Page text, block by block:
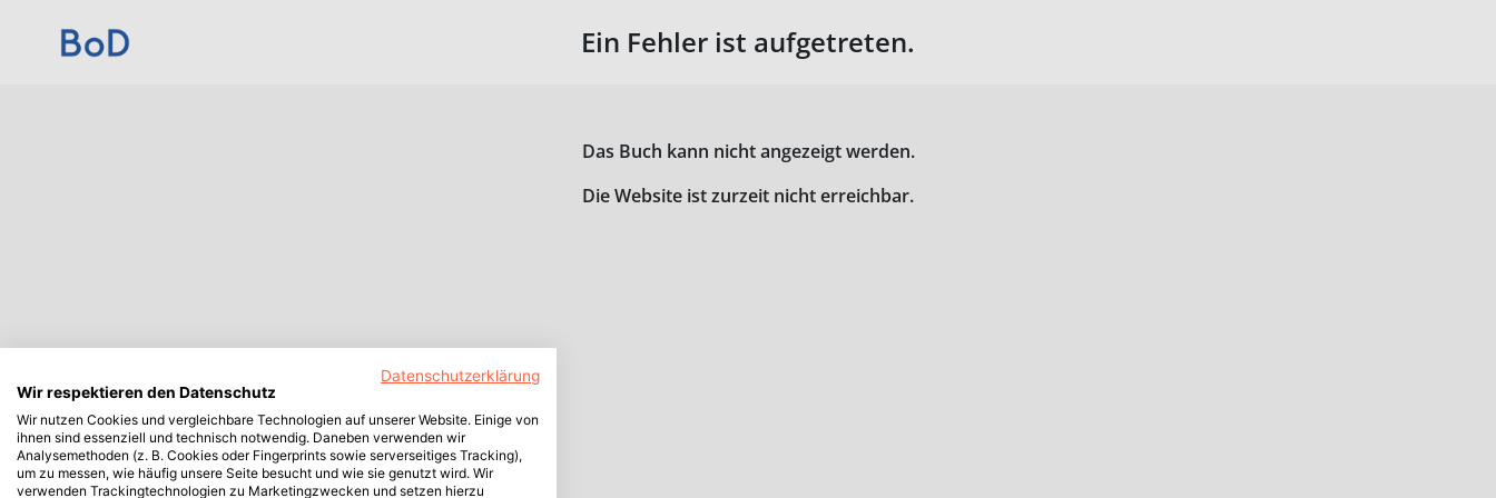
Ein Fehler ist aufgetreten.
Das Buch kann nicht angezeigt werden.
Die Website ist zurzeit nicht erreichbar.
Datenschutzerklärung
Wir respektieren den Datenschutz
Wir nutzen Cookies und vergleichbare Technologien auf unserer Website. Einige von
ihnen sind essenziell und technisch notwendig. Daneben verwenden wir
Analysemethoden (z. B. Cookies oder Fingerprints sowie serverseitiges Tracking),
um zu messen, wie häufig unsere Seite besucht und wie sie genutzt wird. Wir
verwenden Trackingtechnologien zu Marketingzwecken und setzen hierzu